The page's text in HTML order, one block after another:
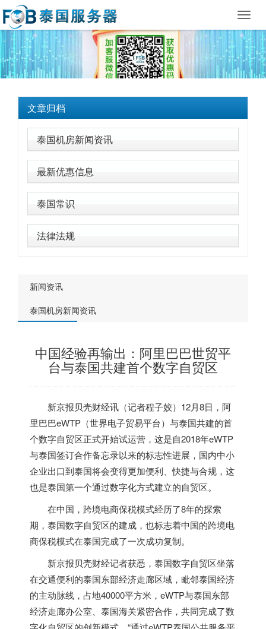
文章归档
泰国机房新闻资讯
最新优惠信息
泰国常识
法律法规
新闻资讯
泰国机房新闻资讯
中国经验再输出：阿里巴巴世贸平
台与泰国共建首个数字自贸区
新京报贝壳财经讯（记者程子姣）12月8日，阿
里巴巴eWTP（世界电子贸易平台）与泰国共建的首
个数字自贸区正式开始试运营，这是自2018年eWTP
与泰国签订合作备忘录以来的标志性进展，国内中小
企业出口到泰国将会变得更加便利、快捷与合规，这
也是泰国第一个通过数字化方式建立的自贸区。
在中国，跨境电商保税模式经历了8年的探索
期， 泰国数字自贸区的建成，也标志着中国的跨境电
商保税模式在泰国完成了一次成功复制。
新京报贝壳财经记者获悉， 泰国数字自贸区坐落
在交通便利的泰国东部经济走廊区域，毗邻泰国经济
的主动脉线，占地40000平方米，eWTP与泰国东部
经济走廊办公室、 泰国海关紧密合作，共同完成了数